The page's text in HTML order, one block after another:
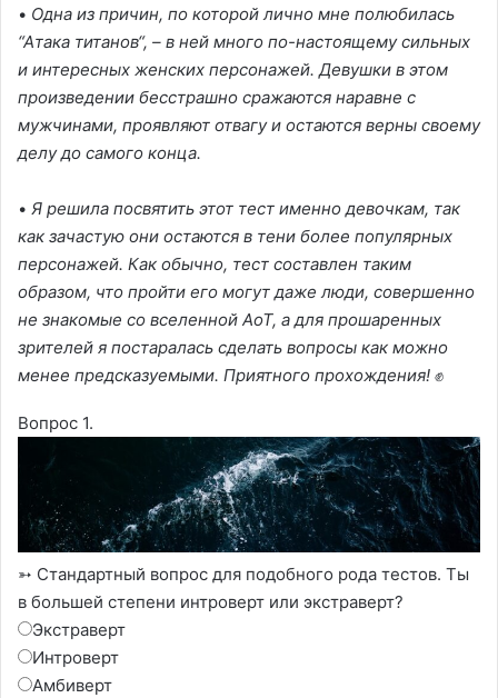
• Одна из причин, по которой лично мне полюбилась
“Атака титанов“, – в ней много по-настоящему сильных
и интересных женских персонажей. Девушки в этом
произведении бесстрашно сражаются наравне с
мужчинами, проявляют отвагу и остаются верны своему
делу до самого конца.
• Я решила посвятить этот тест именно девочкам, так
как зачастую они остаются в тени более популярных
персонажей. Как обычно, тест составлен таким
образом, что пройти его могут даже люди, совершенно
не знакомые со вселенной AoT, а для прошаренных
зрителей я постаралась сделать вопросы как можно
менее предсказуемыми. Приятного прохождения! ✊
Вопрос 1.
➳ Стандартный вопрос для подобного рода тестов. Ты
в большей степени интроверт или экстраверт?
Экстраверт
Интроверт
Амбиверт